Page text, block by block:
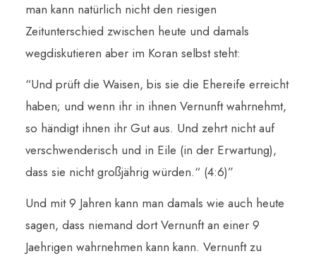
man kann natürlich nicht den riesigen
Zeitunterschied zwischen heute und damals
wegdiskutieren aber im Koran selbst steht:
“Und prüft die Waisen, bis sie die Ehereife erreicht
haben; und wenn ihr in ihnen Vernunft wahrnehmt,
so händigt ihnen ihr Gut aus. Und zehrt nicht auf
verschwenderisch und in Eile (in der Erwartung),
dass sie nicht großjährig würden.“ (4:6)”
Und mit 9 Jahren kann man damals wie auch heute
sagen, dass niemand dort Vernunft an einer 9
Jaehrigen wahrnehmen kann kann. Vernunft zu